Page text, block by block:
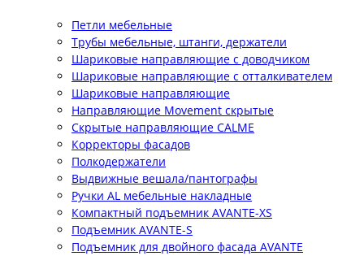
Петли мебельные
Трубы мебельные, штанги, держатели
Шариковые направляющие с доводчиком
Шариковые направляющие с отталкивателем
Шариковые направляющие
Направляющие Movement скрытые
Скрытые направляющие CALME
Корректоры фасадов
Полкодержатели
Выдвижные вешала/пантографы
Ручки AL мебельные накладные
Компактный подъемник АVANTE-XS
Подъемник АVANTE-S
Подъемник для двойного фасада АVANTE